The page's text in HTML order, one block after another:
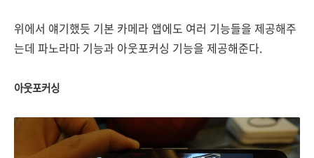
위에서 얘기했듯 기본 카메라 앱에도 여러 기능들을 제공해주
는데 파노라마 기능과 아웃포커싱 기능을 제공해준다.
아웃포커싱